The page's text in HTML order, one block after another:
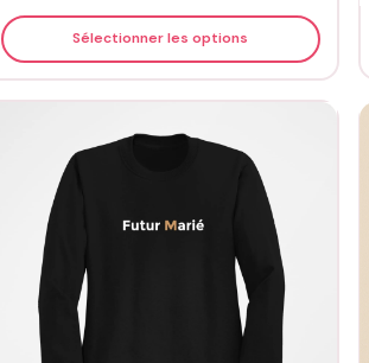
Sélectionner les options